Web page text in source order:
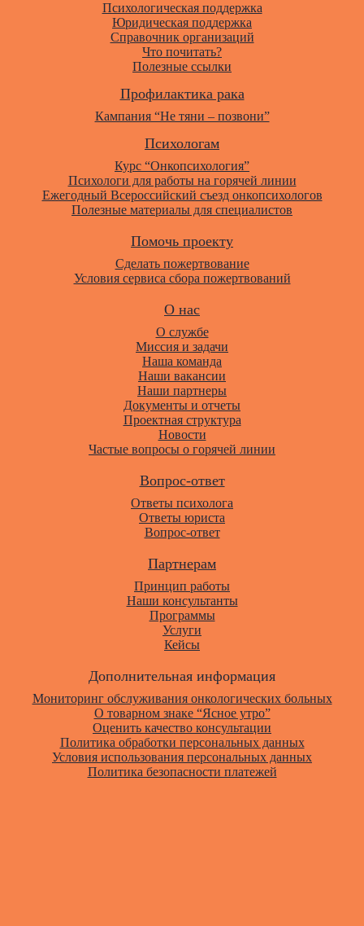
Психологическая поддержка
Юридическая поддержка
Справочник организаций
Что почитать?
Полезные ссылки
Профилактика рака
Кампания “Не тяни – позвони”
Психологам
Курс “Онкопсихология”
Психологи для работы на горячей линии
Ежегодный Всероссийский cъезд онкопсихологов
Полезные материалы для специалистов
Помочь проекту
Сделать пожертвование
Условия сервиса сбора пожертвований
О нас
О службе
Миссия и задачи
Наша команда
Наши вакансии
Наши партнеры
Документы и отчеты
Проектная структура
Новости
Частые вопросы о горячей линии
Вопрос-ответ
Ответы психолога
Ответы юриста
Вопрос-ответ
Партнерам
Принцип работы
Наши консультанты
Программы
Услуги
Кейсы
Дополнительная информация
Мониторинг обслуживания онкологических больных
О товарном знаке “Ясное утро”
Оценить качество консультации
Политика обработки персональных данных
Условия использования персональных данных
Политика безопасности платежей